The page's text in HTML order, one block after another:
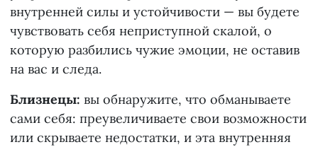
внутренней силы и устойчивости — вы будете
чувствовать себя неприступной скалой, о
которую разбились чужие эмоции, не оставив
на вас и следа.
Близнецы: вы обнаружите, что обманываете
сами себя: преувеличиваете свои возможности
или скрываете недостатки, и эта внутренняя